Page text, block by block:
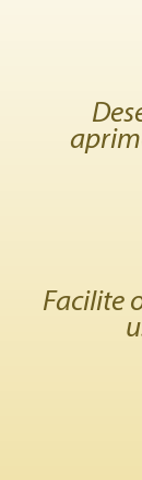
Facilite